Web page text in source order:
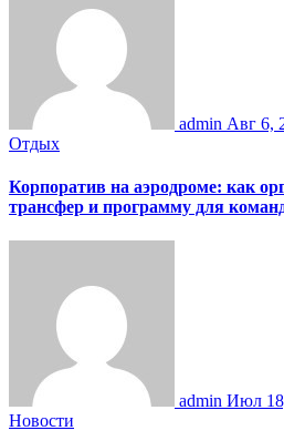
admin Авг 6,
Отдых
Корпоратив на аэродроме: как
трансфер и программу для
admin Июл
Новости